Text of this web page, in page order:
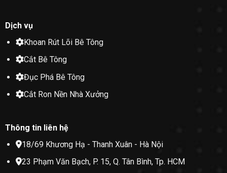
Dịch vụ
Khoan Rút Lõi Bê Tông
Cắt Bê Tông
Đục Phá Bê Tông
Cắt Ron Nền Nhà Xưởng
Thông tin liên hệ
18/69 Khương Hạ - Thanh Xuân - Hà Nội
23 Phạm Văn Bạch, P. 15, Q. Tân Bình, Tp. HCM